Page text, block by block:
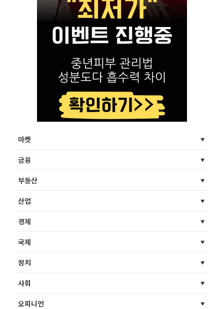
마켓
금융
부동산
산업
경제
국제
정치
사회
오피니언